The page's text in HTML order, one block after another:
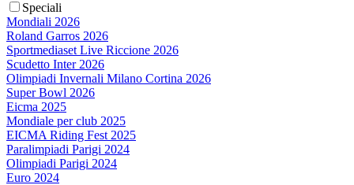
Speciali
Mondiali 2026
Roland Garros 2026
Sportmediaset Live Riccione 2026
Scudetto Inter 2026
Olimpiadi Invernali Milano Cortina 2026
Super Bowl 2026
Eicma 2025
Mondiale per club 2025
EICMA Riding Fest 2025
Paralimpiadi Parigi 2024
Olimpiadi Parigi 2024
Euro 2024